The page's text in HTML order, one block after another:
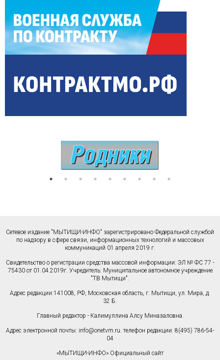
Сетевое издание "МЫТИЩИ-ИНФО" зарегистрировано Федеральной службой
по надзору в сфере связи, информационных технологий и массовых
коммуникаций 01 апреля 2019 г.
Свидетельство о регистрации средства массовой информации: ЭЛ № ФС 77 -
75430 от 01.04.2019г. Учредитель: Муниципальное автономное учреждение
"ТВ Мытищи".
Адрес редакции:141008, РФ, Московская область, г. Мытищи, ул. Мира, д.
32 Б.
Главный редактор - Калимуллина Алсу Миназаловна.
Адрес электронной почты: info@onetvm.ru. телефон редакции: 8(495) 786-54-
04
«МЫТИЩИ-ИНФО» Официальный сайт